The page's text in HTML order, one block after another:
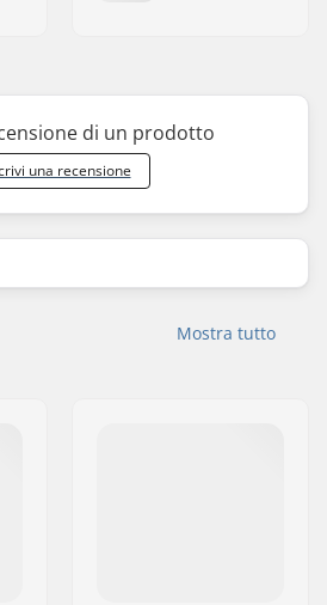
di un prodotto
una recensione
Mostra tutto